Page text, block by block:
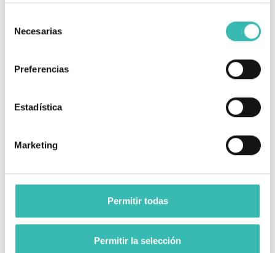
Necesarias
Preferencias
Estadística
Marketing
Permitir todas
Permitir la selección
Anchura plegada:
24" nemáticas